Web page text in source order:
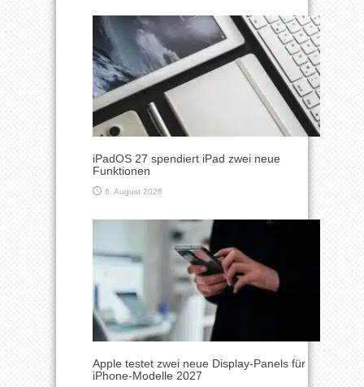
iPadOS 27 spendiert iPad zwei neue
Funktionen
6. August 2026
Apple testet zwei neue Display-Panels für
iPhone-Modelle 2027